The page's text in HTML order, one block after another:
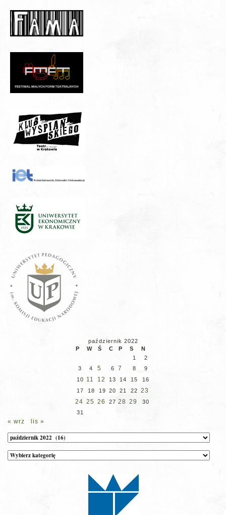
październik 2022
P
W Ś C P S
N
1
2
3
4 5 6 7 8
9
10 11 12 13 14 15
16
17
18 19 20 21 22 23
24 25 26 27 28 29
30
31
« wrz lis »
Archiwum
Kategorie
wpisów